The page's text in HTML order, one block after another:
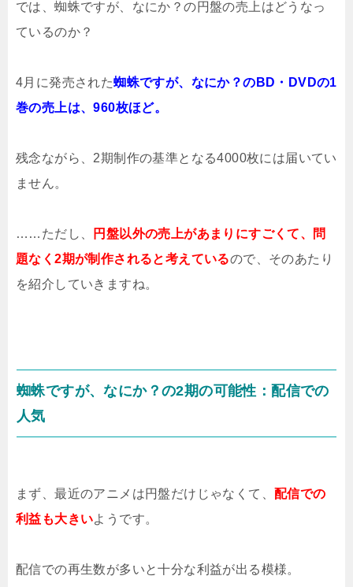
では、蜘蛛ですが、なにか？の円盤の売上はどうなっ
ているのか？
4月に発売された蜘蛛ですが、なにか？のBD・DVDの1
巻の売上は、960枚ほど。
残念ながら、2期制作の基準となる4000枚には届いてい
ません。
……ただし、
円盤以外の売上があまりにすごくて、問
題なく2期が制作されると考えているので、そのあたり
を紹介していきますね。
蜘蛛ですが、なにか？の2期の可能性：配信での
人気
まず、最近のアニメは円盤だけじゃなくて、 配信での
利益も大きいようです。
配信での再生数が多いと十分な利益が出る模様。